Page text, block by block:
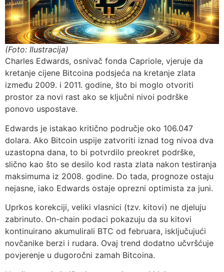
(Foto: Ilustracija)
Charles Edwards, osnivač fonda Capriole, vjeruje da
kretanje cijene Bitcoina podsjeća na kretanje zlata
između 2009. i 2011. godine, što bi moglo otvoriti
prostor za novi rast ako se ključni nivoi podrške
ponovo uspostave.
Edwards je istakao kritično područje oko 106.047
dolara. Ako Bitcoin uspije zatvoriti iznad tog nivoa dva
uzastopna dana, to bi potvrdilo preokret podrške,
slično kao što se desilo kod rasta zlata nakon testiranja
maksimuma iz 2008. godine. Do tada, prognoze ostaju
nejasne, iako Edwards ostaje oprezni optimista za juni.
Uprkos korekciji, veliki vlasnici (tzv. kitovi) ne djeluju
zabrinuto. On-chain podaci pokazuju da su kitovi
kontinuirano akumulirali BTC od februara, isključujući
novčanike berzi i rudara. Ovaj trend dodatno učvršćuje
povjerenje u dugoročni zamah Bitcoina.